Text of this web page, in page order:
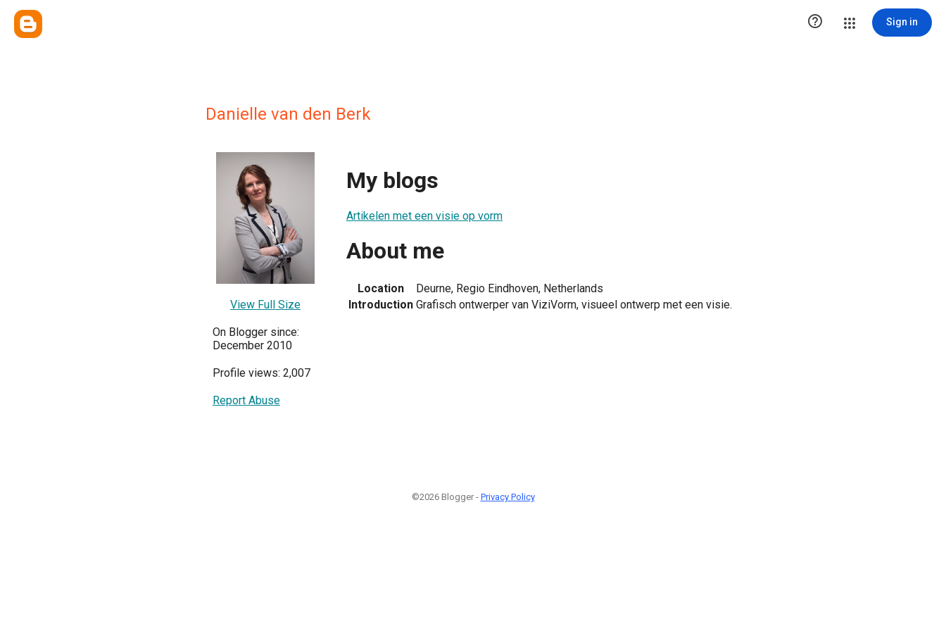
 Sign in
Danielle van den Berk
View Full Size
On Blogger since:
December 2010
Profile views: 2,007
Report Abuse
My blogs
Artikelen met een visie op vorm
About me
Location
Deurne, Regio Eindhoven, Netherlands
Introduction Grafisch ontwerper van ViziVorm, visueel ontwerp met een visie.
©2026 Blogger - Privacy Policy